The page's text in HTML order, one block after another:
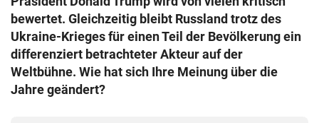
bewertet. Gleichzeitig bleibt Russland trotz des
Ukraine-Krieges für einen Teil der Bevölkerung ein
differenziert betrachteter Akteur auf der
Weltbühne. Wie hat sich Ihre Meinung über die
Jahre geändert?